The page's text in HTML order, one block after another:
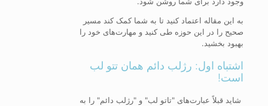
به این مقاله اعتماد کنید تا به شما کمک کند مسیر
صحیح را در این حوزه طی کنید و مهارت‌های خود را
بهبود بخشید.
اشتباه اول: رژلب دائم همان تتو لب
است!
شاید قبلاً عبارت‌های "تاتو لب" و "رژلب دائم" را به